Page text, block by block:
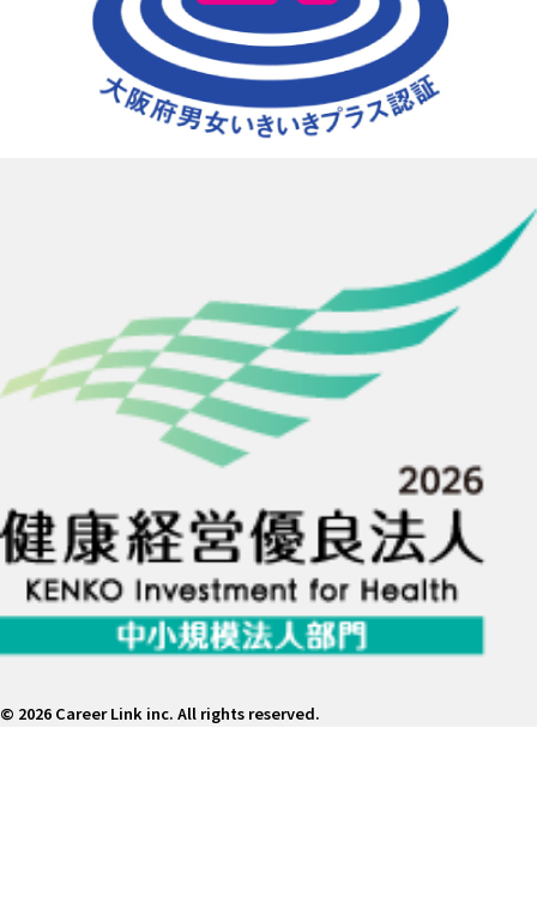
© 2026 Career Link inc. All rights reserved.